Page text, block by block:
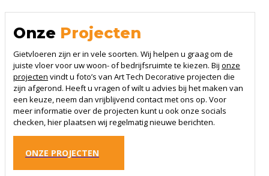
Onze Projecten
Gietvloeren zijn er in vele soorten. Wij helpen u graag om de
juiste vloer voor uw woon- of bedrijfsruimte te kiezen. Bij onze
projecten vindt u foto’s van Art Tech Decorative projecten die
zijn afgerond. Heeft u vragen of wilt u advies bij het maken van
een keuze, neem dan vrijblijvend contact met ons op. Voor
meer informatie over de projecten kunt u ook onze socials
checken, hier plaatsen wij regelmatig nieuwe berichten.
ONZE PROJECTEN